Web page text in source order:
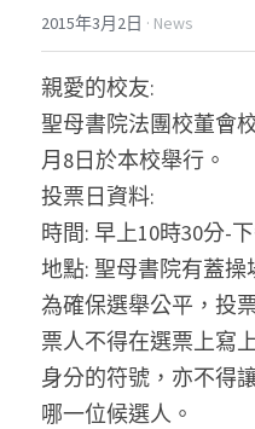
2015年3月2日 · News
親愛的校友:
聖母書院法團校董會
月8日於本校舉行。
投票日資料:
時間: 早上10時30分-
地點: 聖母書院有蓋操
為確保選舉公平，投
票人不得在選票上寫
身分的符號，亦不得
哪一位候選人。